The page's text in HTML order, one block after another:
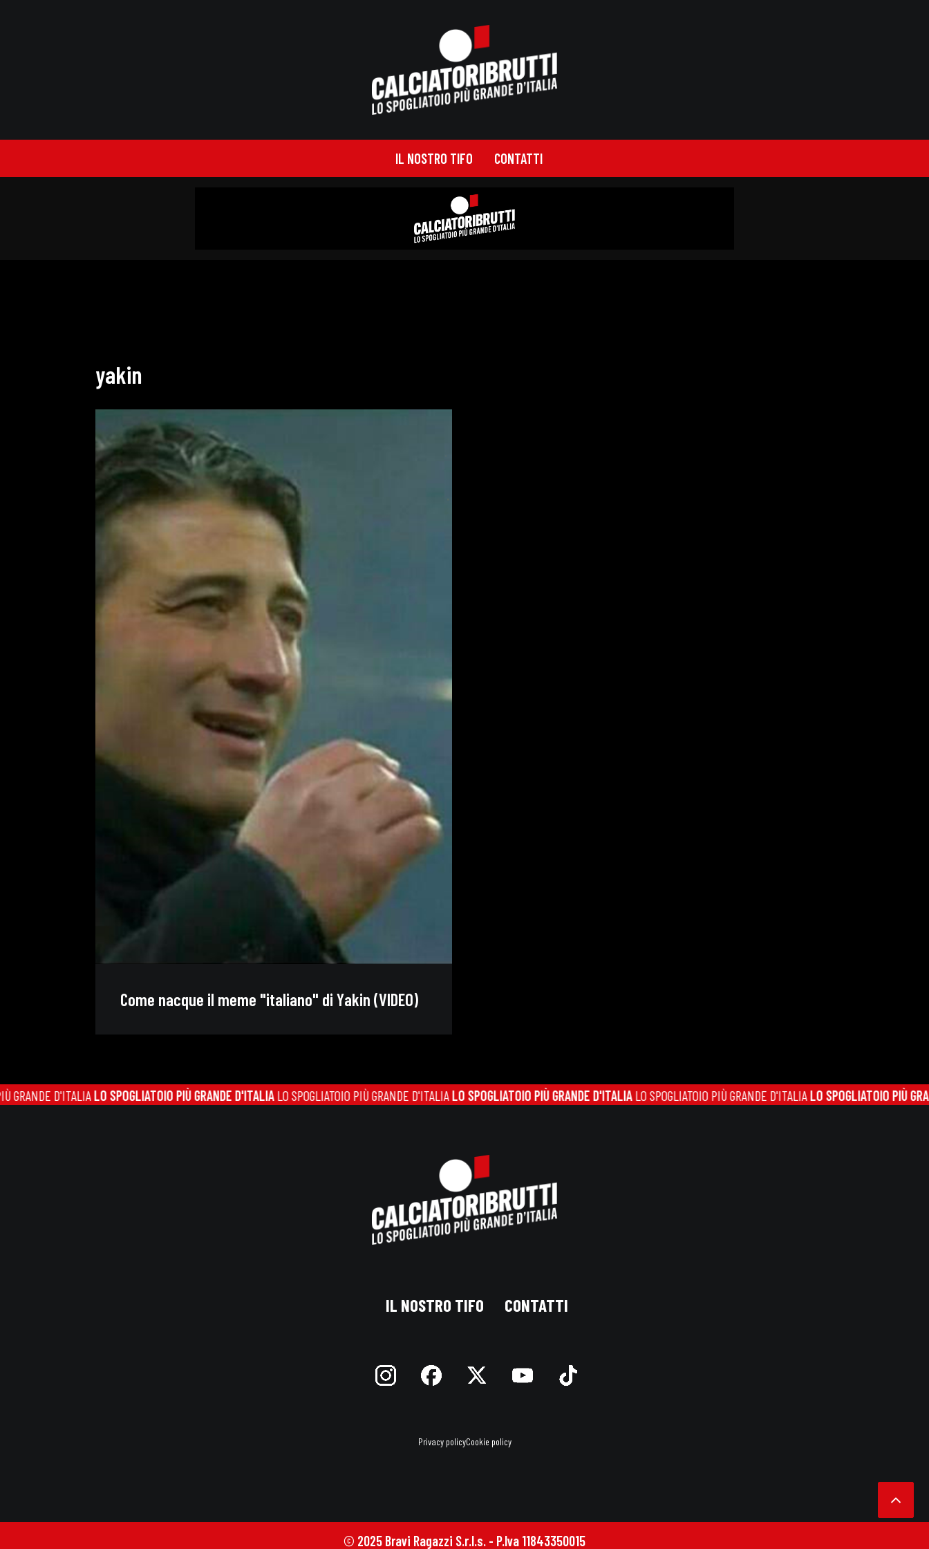
IL NOSTRO TIFO CONTATTI
yakin
Come nacque il meme "italiano" di Yakin (VIDEO)
D'ITALIALO SPOGLIATOIO PIÙ GRANDE D'ITALIALO SPOGLIATOIO PIÙ GRANDE D'ITALIALO SPOGLIATOIO PIÙ GRANDE D'ITALIALO SPOGLIATOIO PIÙ GRANDE D'ITALIALO SPOGLIATOIO PIÙ GRANDE
IL NOSTRO TIFO CONTATTI
Privacy policyCookie policy
© 2025 Bravi Ragazzi S.r.l.s. - P.Iva 11843350015